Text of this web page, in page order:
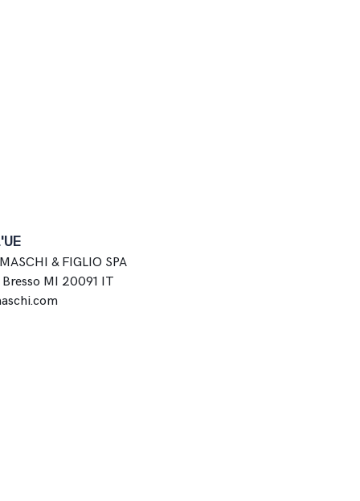
& FIGLIO SPA
Bresso MI 20091 IT